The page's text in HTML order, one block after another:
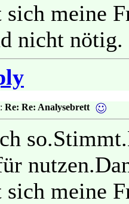
sich meine
nicht
Re: Re: Analysebrett
sich meine